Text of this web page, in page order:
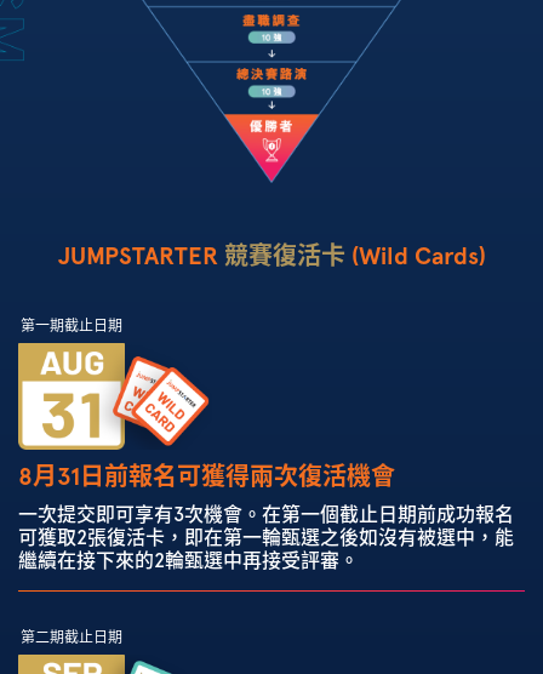
JUMPSTARTER 競賽復活卡 (Wild Cards)
第一期截止日期
8月31日前報名可獲得兩次復活機會
一次提交即可享有3次機會。在第一個截止日期前成功報名
可獲取2張復活卡，即在第一輪甄選之後如沒有被選中，能
繼續在接下來的2輪甄選中再接受評審。
第二期截止日期